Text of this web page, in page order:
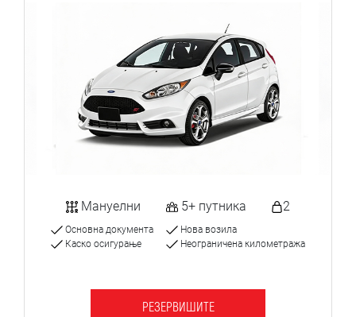
Мануелни 5+ путника 2
Основна документа
Каско осигурање
Нова возила
Неограничена километража
РЕЗЕРВИШИТЕ